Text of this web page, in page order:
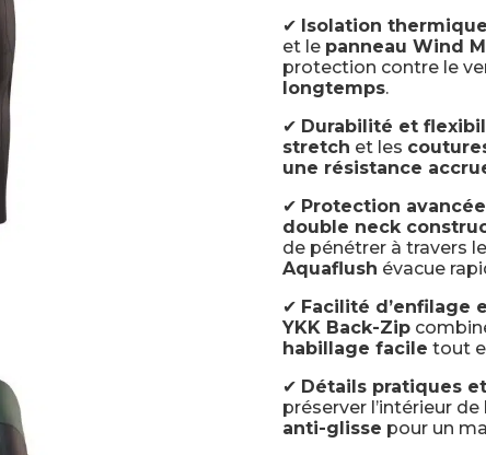
✔ Isolation
et le panneau Wind
protection contre le
longtemps.
✔ Durabilité et
stretch et les
une résistance
✔ Protection
double neck
de pénétrer à travers
Aquaflush évacue
✔ Facilité d’enfilage
YKK Back-Zip
habillage facile tout
✔ Détails pratiques
préserver l’intérieur
anti-glisse pour un